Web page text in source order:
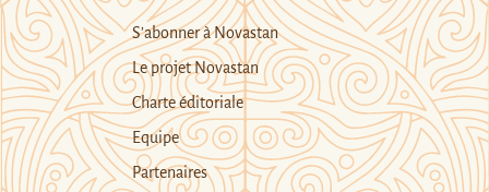
S’abonner à Novastan
Le projet Novastan
Charte éditoriale
Equipe
Partenaires